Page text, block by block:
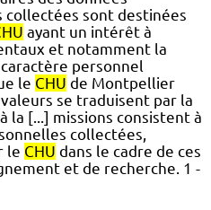
collectées sont destinées
ayant un intérêt à
et notamment la
personnel
le CHU de Montpellier
se traduisent par la
la [...] missions consistent à
collectées,
le CHU dans le cadre de ces
et de recherche. 1 -